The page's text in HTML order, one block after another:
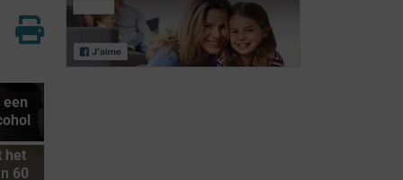
een
het
60
Hoe kan je
partner je
bijstaan?
Psychosociale
hulp in de strijd
tegen
alcoholisme